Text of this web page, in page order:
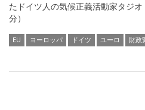
たドイツ人の気候正義活動家タジ
分）
EU ヨーロッパ ドイツ ユーロ 財政